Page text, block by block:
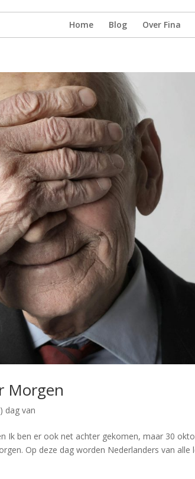
Home Blog Over Fina
Morgen
dag van
Ik ben er ook net achter gekomen, maar 30
Op deze dag worden Nederlanders van alle